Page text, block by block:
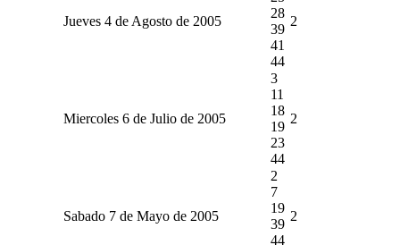
Jueves 4 de Agosto de 2005
28
39
41
44
2
Miercoles 6 de Julio de 2005
3
11
18
19
23
44
2
Sabado 7 de Mayo de 2005
2
7
19
39
44
2